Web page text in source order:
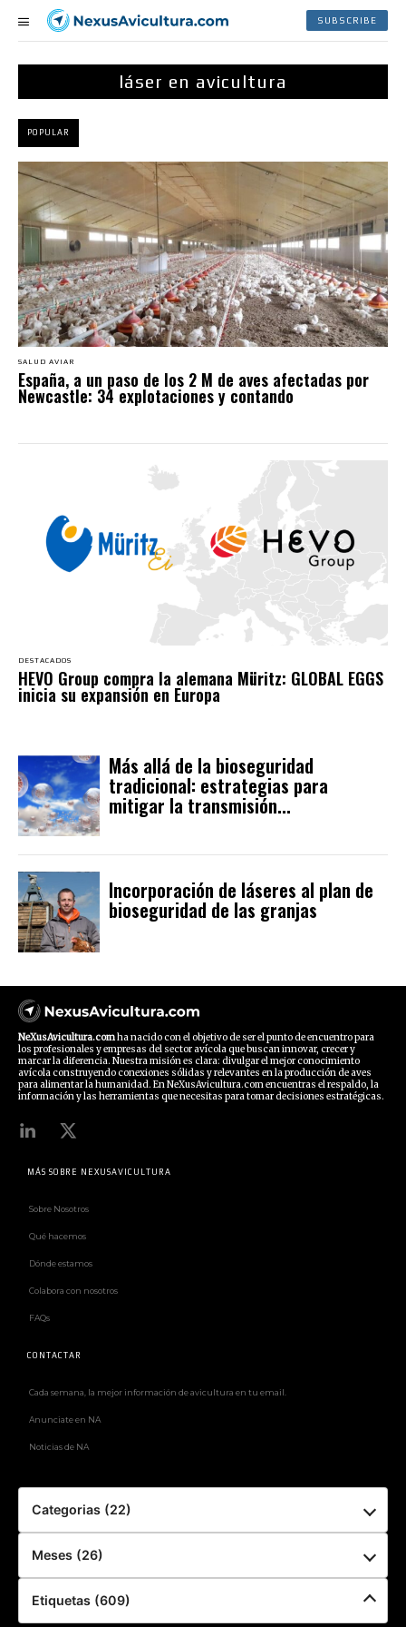
SUBSCRIBE
láser en avicultura
POPULAR
SALUD AVIAR
España, a un paso de los 2 M de aves afectadas por
Newcastle: 34 explotaciones y contando
DESTACADOS
HEVO Group compra la alemana Müritz: GLOBAL EGGS
inicia su expansión en Europa
Más allá de la bioseguridad
tradicional: estrategias para
mitigar la transmisión...
Incorporación de láseres al plan de
bioseguridad de las granjas
NeXusAvicultura.comha nacido con el objetivo de ser el punto de encuentro para
los profesionales y empresas del sector avícola que buscan innovar, crecer y
marcar la diferencia. Nuestra misión es clara: divulgar el mejor conocimiento
avícola construyendo conexiones sólidas y relevantes en la producción de aves
para alimentar la humanidad. En NeXusAvicultura.com encuentras el respaldo, la
información y las herramientas que necesitas para tomar decisiones estratégicas.
MÁS SOBRE NEXUSAVICULTURA
Sobre Nosotros
Qué hacemos
Dónde estamos
Colabora con nosotros
FAQs
CONTACTAR
Cada semana, la mejor información de avicultura en tu email.
Anunciate en NA
Noticias de NA
Categorias (22)
Meses (26)
Etiquetas (609)